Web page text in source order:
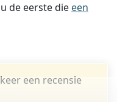
de eerste die een
een recensie